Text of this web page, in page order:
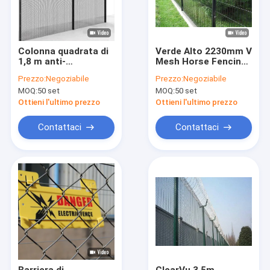
Colonna quadrata di
1,8 m anti-
Recinzione di
sicurezza Acciaio
galvanizzato in
PVC per residenziali
agricoli
Prezzo:Negoziabile
MOQ:50 set
Ottieni l'ultimo prezzo
Contattaci
Verde Alto 2230mm V
Mesh Horse Fencing
tenore di carbonio
filo
Prezzo:Negoziabile
MOQ:50 set
Ottieni l'ultimo prezzo
Contattaci